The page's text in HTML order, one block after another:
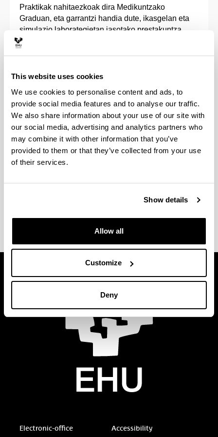
This website uses cookies
We use cookies to personalise content and ads, to
provide social media features and to analyse our traffic.
We also share information about your use of our site with
our social media, advertising and analytics partners who
may combine it with other information that you’ve
provided to them or that they’ve collected from your use
of their services.
Show details
Allow all
Customize
Deny
Praktikak nahitaezkoak dira Medikuntzako
Graduan, eta garrantzi handia dute, ikasgelan eta
simulazio laborategietan jasotako prestakuntza
praktikan jartzea ahalbidetzen dutelako. Horrez
Gradu honen azken hiru ikasturteak lau
Gurutzeta, Gasteiz eta Donostia). Bertan, ospitaleko
mediku zerbitzuei lotutako praktikak ematen dira,
eta seigarren maila txandakako praktiketan egiten
da osorik. Gainera, hirugarren mailan kanpoko
praktikak egin ditzakezu.
Hementxe daukazu Medikuntzako Graduak
Electronic-office Accessibility